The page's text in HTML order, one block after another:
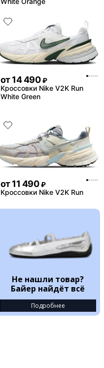
от14 490 ₽
Кроссовки Nike V2K Run
White Green
от11 490 ₽
Кроссовки Nike V2K Run
Не нашли товар?
Байер найдёт всё
Подробнее